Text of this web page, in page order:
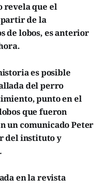
revela que el
de la
de lobos, es anterior
es posible
del perro
punto en el
que fueron
un comunicado Peter
del instituto y
en la revista